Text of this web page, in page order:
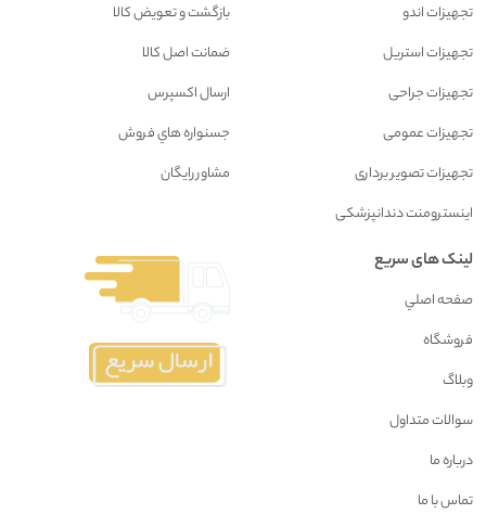
تجهیزات اندو
تجهیزات استریل
تجهیزات جراحی
تجهیزات عمومی
تجهیزات تصویر برداری
اینسترومنت دندانپزشکی
بازگشت و تعويض کالا
ضمانت اصل کالا
ارسال اکسپرس
جسنواره هاي فروش
مشاور رايگان
لینک های سریع
صفحه اصلي
فروشگاه
وبلاگ
سوالات متداول
درباره ما
تماس با ما